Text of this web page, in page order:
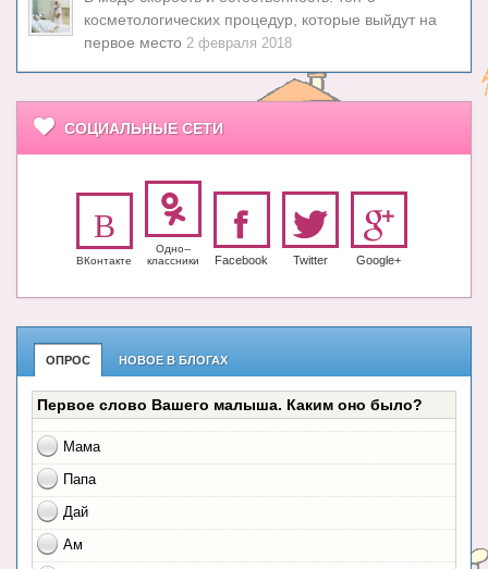
косметологических процедур, которые выйдут на
первое место 2 февраля 2018
СОЦИАЛЬНЫЕ СЕТИ
ВКонтакте
Одно-­
класс­ники
Facebook Twitter Google+
ОПРОС НОВОЕ В БЛОГАХ